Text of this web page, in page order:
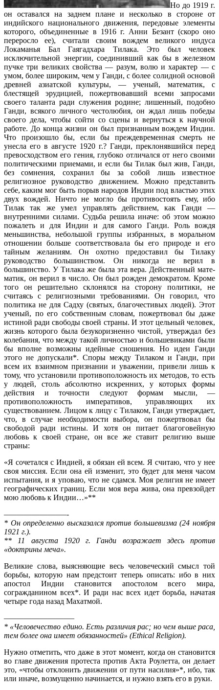
Но до 1919 г.
он оставался на заднем плане и несколько в стороне от
индийского национального движения, передовые элементы
которого, объединенные в 1916 г. Анни Безант (скоро оно
переросло ее), считали своим вождем великого индуса
Локаманья Бал Гаягадхара Тилака. Это был человек
исключительной энергии, соединивший как бы в железном
пучке три великих свойства — разум, волю и характер — с
умом, более широким, чем у Ганди, с более солидной основой
древней азиатской куль­туры, — ученый, математик, с
блестящей эрудицией, пожертво­вавший всеми запросами
своего таланта ради служения родине; лишенный, подобно
Ганди, всякого личного честолюбия, он ждал лишь победы
своего дела, чтобы сойти со сцены и вернуться к научной
работе. До конца жизни он был признанным вождем Индии.
Что произошло бы, если бы преждевременная смерть не
унесла его в августе 1920 г.? Ганди, преклонявшийся перед
превосходством его гения, глубоко отличался от него своими
политическими приемами, и если бы Тилак был жив, Ганди,
без сомнения, сохранил бы за собой лишь известное
религиозное руководство движением. Можно представить
себе, каким мог быть порыв народов Индии под властью этих
двух вождей. Ничто не могло бы противостоять ему, ибо
Тилак так же умел управлять действием, как Ганди —
внутренними силами. Судьба решила иначе: об этом можно
пожалеть и для Индии и для самого Ганди. Роль вождя
меньшинства, небольшой группы избранных, в моральном
отношении больше соответствовала бы его природе и его
тайным желаниям. Он охотно предоставил бы Тилаку
руководство большинством. Он никогда не верил в
большинство. У Тилака же была эта вера. Действенный мате­
матик, он верил в число. Он был рожден демократом. Кроме
того он решительно склонялся на сторону политики, не
считаясь с религиозными требованиями. Он говорил, что
политика не для Садху (святых, благочестивых людей). Этот
ученый, по его собственным словам, пожертвовал бы даже
истиной ради свободы своей страны. И этот цельный человек,
жизнь которого была безукоризненно чистой, утверждал без
колебания, что между такой личностью и большевиками были
бы вполне возможны идейные сношения. Но идеи Ганди
этого не допускали*. Споры между Тилаком и Ганди, при
всем их взаимном признании и уважении, привели лишь к
тому, что установили противо­положность их методов, то есть
у людей, столь абсолютно искренних, у которых формы
действия и точности следуют формам мысли, —
противоположность императивов, управляю­щих их
существованием. Лицом к лицу с Тилаком, Ганди утвер­ждает,
что, в случае необходимости выбора, он пожертвовал бы
свободой ради истины. И хотя он питает благоговейную
любовь к своей стране, он все же ставит религию выше
страны:
«Я сочетался с Индией, я обязан ей всем. Я считаю, что у нее
своя миссия. Если она ей изменит, это будет для меня часом
испытания, и я уповаю, что не сдамся. Моя религия не имеет
географических границ. Если моя вера жива, она превзой­дет
мою любовь к Индии…»**
————————-
* Он определенно высказался против большевизма (24 ноября
1921 г.).
** 11 августа 1920 г. Ганди возражает здесь против
«доктрины меча».
Великие слова, выясняющие весь человеческий смысл той
борьбы, которую нам предстоит теперь описать: ибо в них
апо­стол Индии становится апостолом всего мира,
согражданином всех*. И ради нас всех идет борьба, начатая
четыре года назад Махатмой.
—————————
* «Человечество едино. Есть различия рас; но чем выше раса,
тем более она имеет обязанностей» (Ethical Religion).
Нужно отметить, что даже в этот момент, когда он стано­вится
во главе движения протеста против Акта Роулетта, он делает
это, «чтобы отклонить движении от пути насилия»*, ибо, так
или иначе, возмущенно начинается, и нужно взять его в руки.